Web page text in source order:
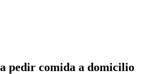
pedir comida a domicilio